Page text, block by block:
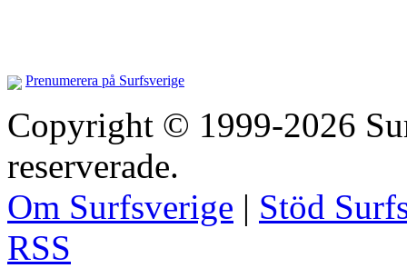
Prenumerera på Surfsverige
Copyright © 1999-2026
reserverade.
Om Surfsverige | Stöd
RSS